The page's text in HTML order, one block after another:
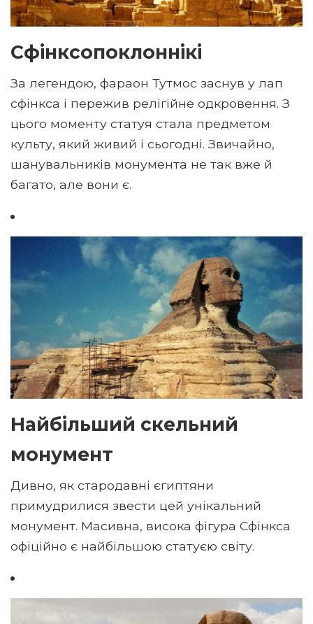
Сфінксопоклоннікі
За легендою, фараон Тутмос заснув у лап
сфінкса і пережив релігійне одкровення. З
цього моменту статуя стала предметом
культу, який живий і сьогодні. Звичайно,
шанувальників монумента не так вже й
багато, але вони є.
Найбільший скельний
монумент
Дивно, як стародавні єгиптяни
примудрилися звести цей унікальний
монумент. Масивна, висока фігура Сфінкса
офіційно є найбільшою статуєю світу.